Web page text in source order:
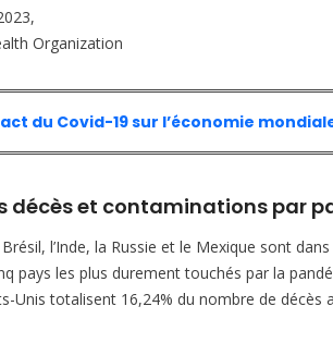
Organization
du Covid-19 sur l’économie
décès et contaminations par
l’Inde, la Russie et le Mexique sont dans
pays les plus durement touchés par la
Unis totalisent 16,24% du nombre de décès